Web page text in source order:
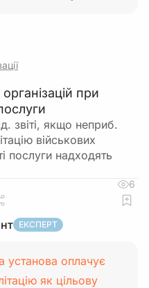
при
звіті, якщо неприб.
військових
послуги надходять
6
ЕКСПЕРТ
установа оплачує
як цільову